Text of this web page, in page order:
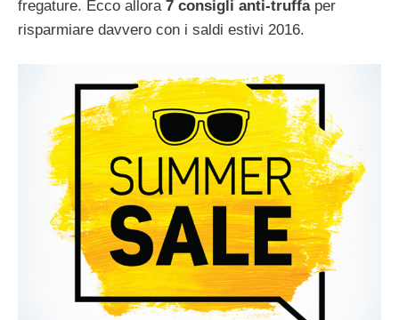
fregature. Ecco allora 7 consigli anti-truffaper
risparmiare davvero con i saldi estivi 2016.